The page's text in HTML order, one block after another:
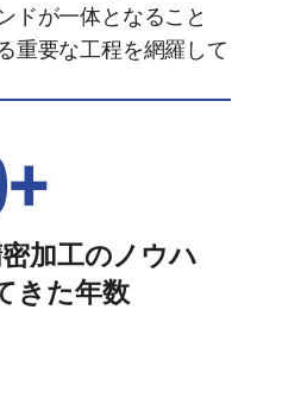
ドが一体となること
重要な工程を網羅して
加工のノウハ
きた年数